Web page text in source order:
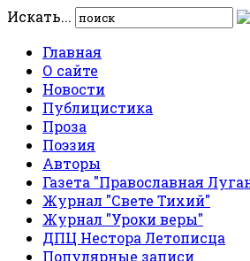
Искать...
Главная
О сайте
Новости
Публицистика
Проза
Поэзия
Авторы
Газета "Православная
Журнал "Свете Тихий"
Журнал "Уроки веры"
ДПЦ Нестора Летописца
Популярные записи